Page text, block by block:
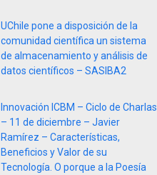
UChile pone a disposición de la
comunidad científica un sistema
de almacenamiento y análisis de
datos científicos – SASIBA2
Innovación ICBM – Ciclo de Charlas
– 11 de diciembre – Javier
Ramírez – Características,
Beneficios y Valor de su
Tecnología. O porque a la Poesía